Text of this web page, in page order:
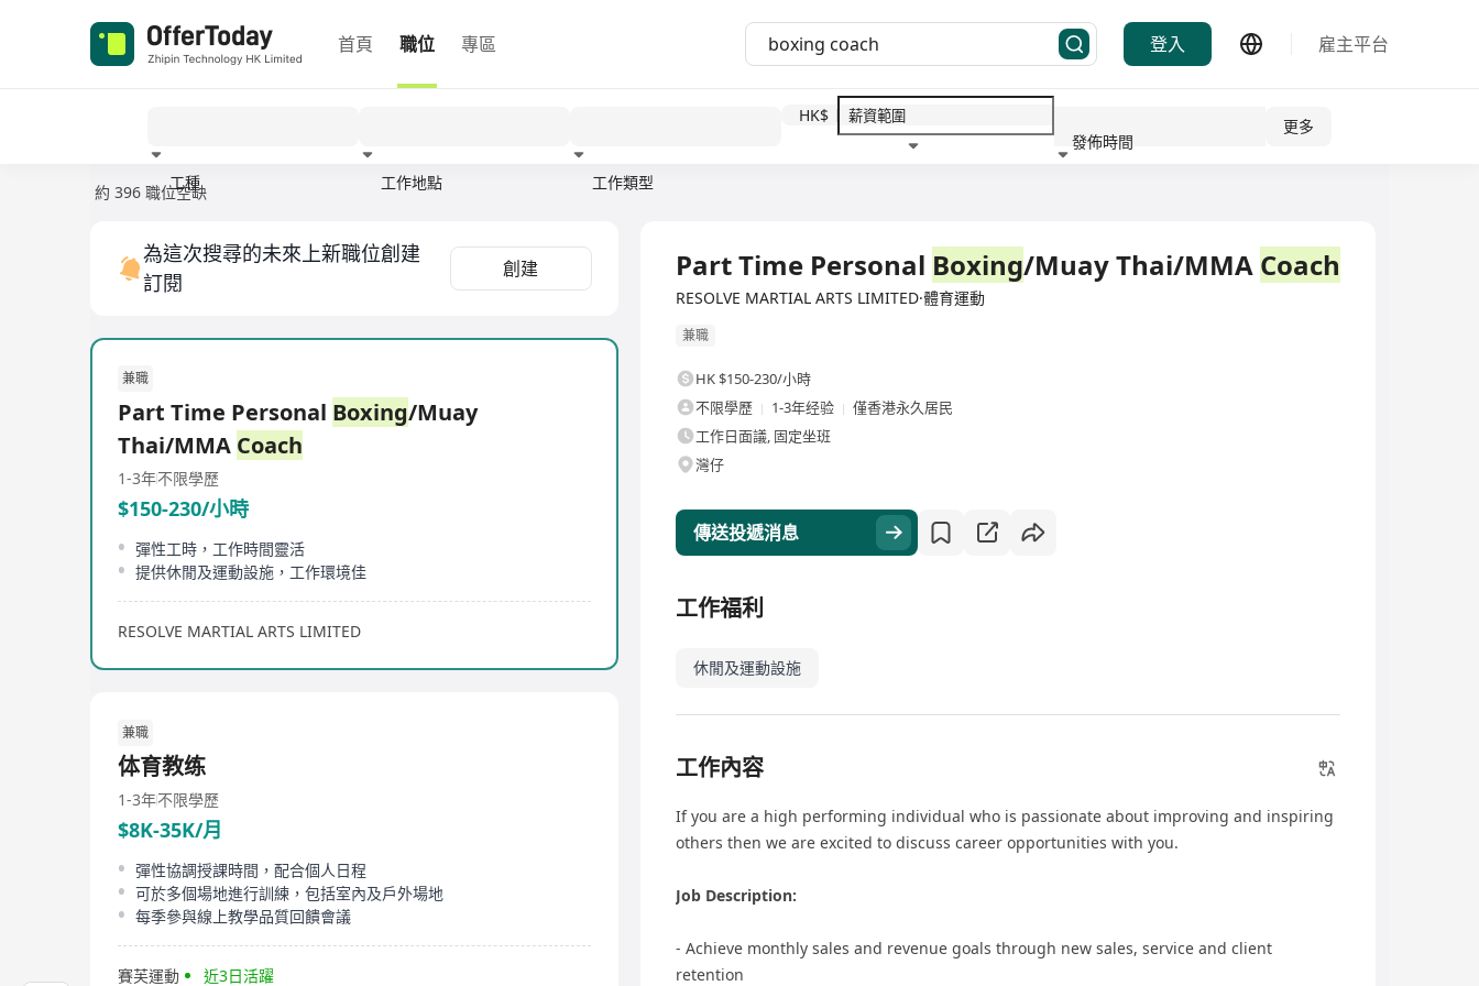
首頁 職位 專區 登入 雇主平台
工種 工作地點 工作類型
HK$
發佈時間
更多
約 396 職位空缺
為這次搜尋的未來上新職位創建
訂閱
創建
兼職
Part Time Personal Boxing/Muay
Thai/MMA Coach
1-3年不限學歷
$150-230/小時
彈性工時，工作時間靈活
提供休閒及運動設施，工作環境佳
RESOLVE MARTIAL ARTS LIMITED
兼職
体育教练
1-3年不限學歷
$8K-35K/月
彈性協調授課時間，配合個人日程
可於多個場地進行訓練，包括室內及戶外場地
每季參與線上教學品質回饋會議
賽芙運動 近3日活躍
Part Time Personal Boxing/Muay Thai/MMA Coach
RESOLVE MARTIAL ARTS LIMITED·體育運動
兼職
HK $150-230/小時
不限學歷
1-3年经验
僅香港永久居民
工作日面議, 固定坐班
灣仔
傳送投遞消息
工作福利
休閒及運動設施
工作內容
If you are a high performing individual who is passionate about improving and inspiring
others then we are excited to discuss career opportunities with you.
Job Description:
- Achieve monthly sales and revenue goals through new sales, service and client
retention